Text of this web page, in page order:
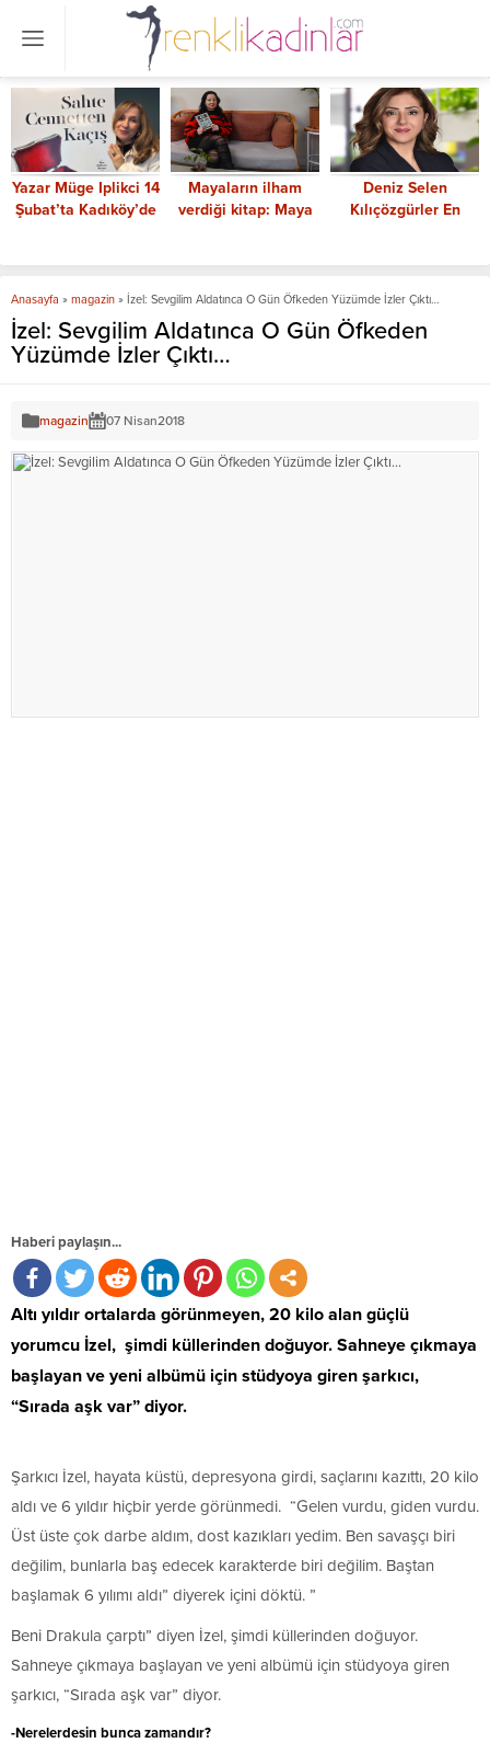
Yazar Müge Iplikci 14
Şubat’ta Kadıköy’de
Mayaların ilham
verdiği kitap: Maya
Deniz Selen
Kılıçözgürler En
Anasayfa » magazin » İzel: Sevgilim Aldatınca O Gün Öfkeden Yüzümde İzler Çıktı…
İzel: Sevgilim Aldatınca O Gün Öfkeden
Yüzümde İzler Çıktı…
magazin 07 Nisan2018
Haberi paylaşın...
Altı yıldır ortalarda görünmeyen, 20 kilo alan güçlü
yorumcu İzel, şimdi küllerinden doğuyor. Sahneye çıkmaya
başlayan ve yeni albümü için stüdyoya giren şarkıcı,
“Sırada aşk var” diyor.
Şarkıcı İzel, hayata küstü, depresyona girdi, saçlarını kazıttı, 20 kilo
aldı ve 6 yıldır hiçbir yerde görünmedi. “Gelen vurdu, giden vurdu.
Üst üste çok darbe aldım, dost kazıkları yedim. Ben savaşçı biri
değilim, bunlarla baş edecek karakterde biri değilim. Baştan
başlamak 6 yılımı aldı” diyerek içini döktü. ”
Beni Drakula çarptı” diyen İzel, şimdi küllerinden doğuyor.
Sahneye çıkmaya başlayan ve yeni albümü için stüdyoya giren
şarkıcı, “Sırada aşk var” diyor.
-Nerelerdesin bunca zamandır?